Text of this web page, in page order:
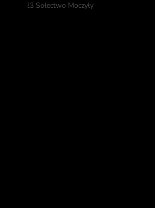
© 2023 Sołectwo Moczyły